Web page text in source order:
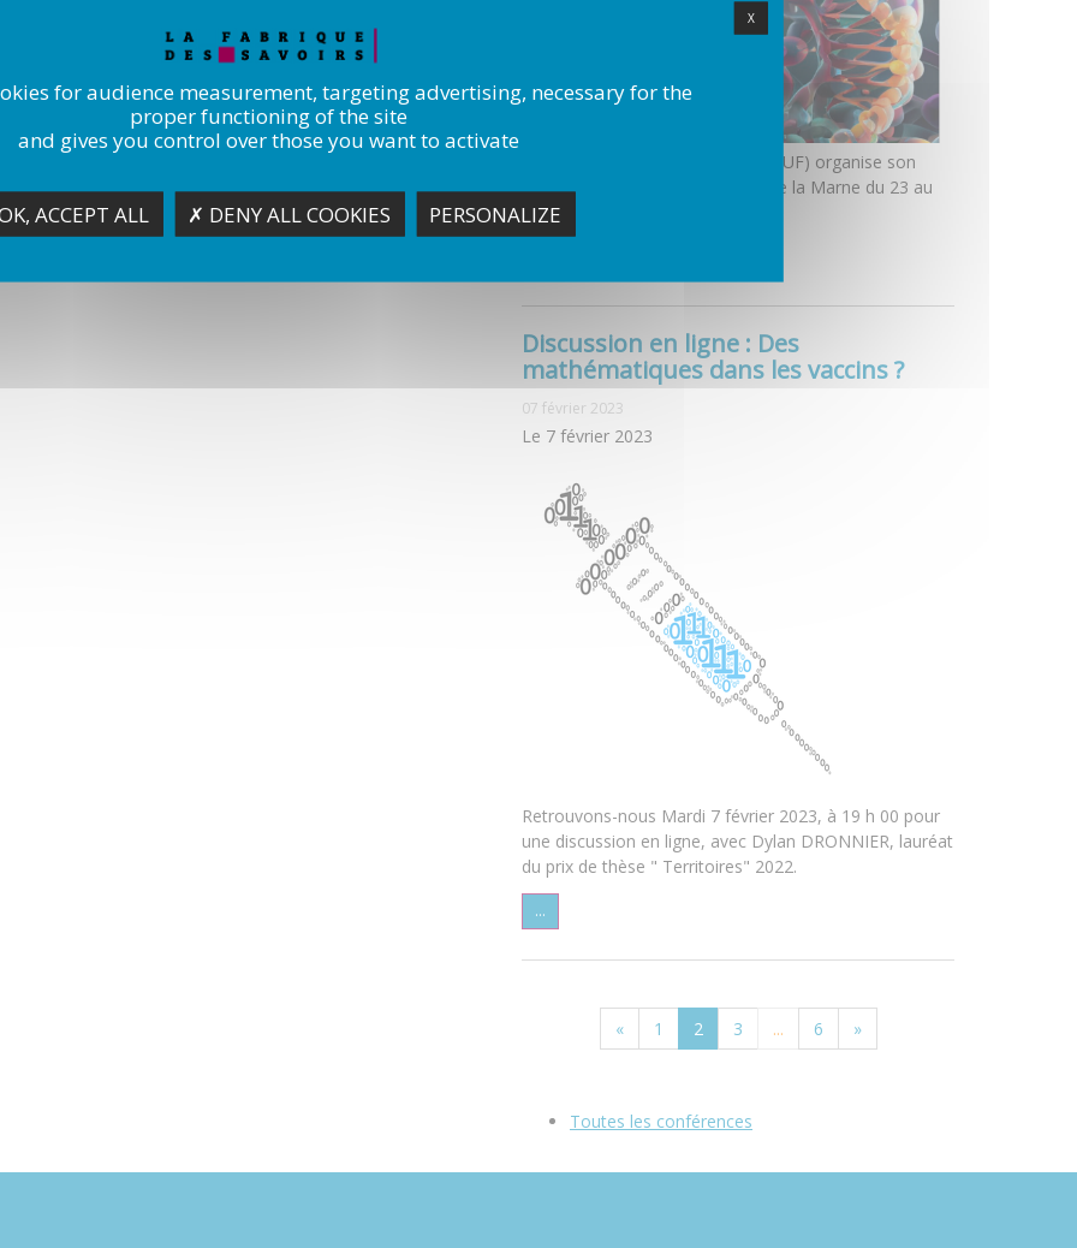
L'institut universitaire de France (IUF) organise son
colloque annuel à Paris - Vallée de la Marne du 23 au
25 mai 2023.
Discussion en ligne : Des
mathématiques dans les vaccins ?
07 février 2023
Le 7 février 2023
Retrouvons-nous Mardi 7 février 2023, à 19 h 00 pour
une discussion en ligne, avec Dylan DRONNIER, lauréat
du prix de thèse " Territoires" 2022.
...
« 1 2 3 ... 6 »
Toutes les conférences
X
for audience measurement, targeting advertising, necessary for the
proper functioning of the site
and gives you control over those you want to activate
ACCEPT ALL ✗ DENY ALL COOKIES PERSONALIZE